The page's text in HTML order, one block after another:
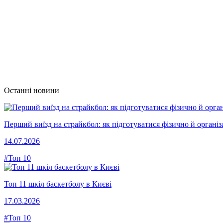
Останні новини
Перший виїзд на страйкбол: як підготуватися фізично й
14.07.2026
#Топ 10
Топ 11 шкіл баскетболу в Києві
17.03.2026
#Топ 10